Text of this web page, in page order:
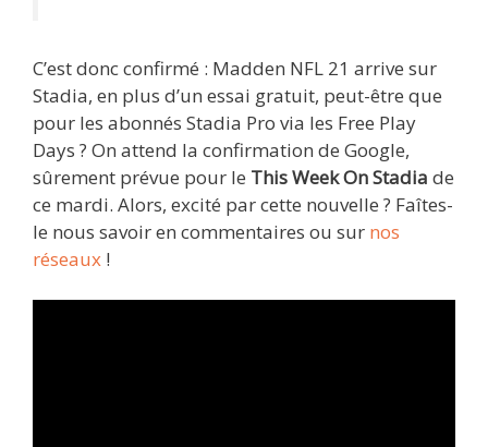
C’est donc confirmé : Madden NFL 21 arrive sur
Stadia, en plus d’un essai gratuit, peut-être que
pour les abonnés Stadia Pro via les Free Play
Days ? On attend la confirmation de Google,
sûrement prévue pour le This Week On Stadia de
ce mardi. Alors, excité par cette nouvelle ? Faîtes-
le nous savoir en commentaires ou sur nos
réseaux !